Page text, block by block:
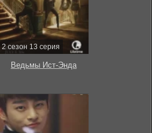
2 сезон 13 серия
Ведьмы Ист-Энда